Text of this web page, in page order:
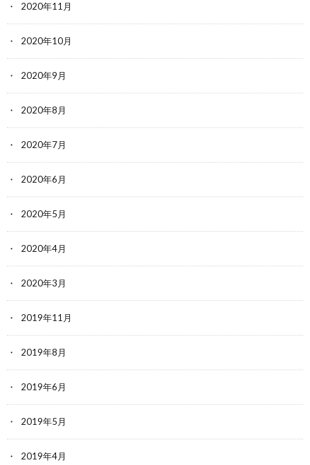
2020年11月
2020年10月
2020年9月
2020年8月
2020年7月
2020年6月
2020年5月
2020年4月
2020年3月
2019年11月
2019年8月
2019年6月
2019年5月
2019年4月